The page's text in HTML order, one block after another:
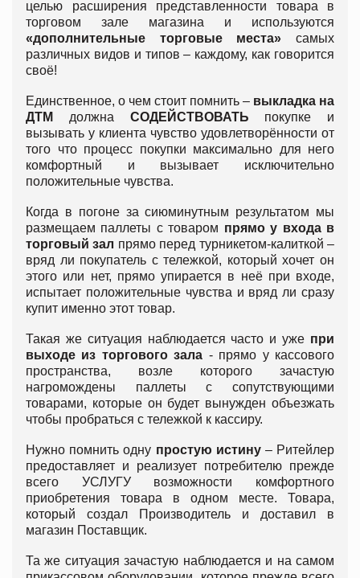
целью расширения представленности товара в
торговом зале магазина и используются
«дополнительные торговые места» самых
различных видов и типов – каждому, как говорится
своё!
Единственное, о чем стоит помнить – выкладка на
ДТМ
должна СОДЕЙСТВОВАТЬ покупке и
вызывать у клиента чувство удовлетворённости от
того что процесс покупки максимально для него
комфортный и вызывает исключительно
положительные чувства.
Когда в погоне за сиюминутным результатом мы
размещаем паллеты с товаром прямо у входа в
торговый зал прямо перед турникетом-калиткой –
вряд ли покупатель с тележкой, который хочет он
этого или нет, прямо упирается в неё при входе,
испытает положительные чувства и вряд ли сразу
купит именно этот товар.
Такая же ситуация наблюдается часто и уже при
выходе из торгового зала - прямо у кассового
пространства, возле которого зачастую
нагромождены паллеты с сопутствующими
товарами, которые он будет вынужден объезжать
чтобы пробраться с тележкой к кассиру.
Нужно помнить одну простую истину– Ритейлер
предоставляет и реализует потребителю прежде
всего УСЛУГУ возможности комфортного
приобретения товара в одном месте. Товара,
который создал Производитель и доставил в
магазин Поставщик.
Та же ситуация зачастую наблюдается и на самом